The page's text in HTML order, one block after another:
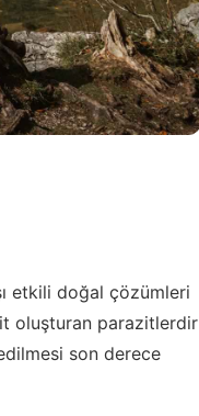
etkili doğal çözümleri
oluşturan parazitlerdir
edilmesi son derece